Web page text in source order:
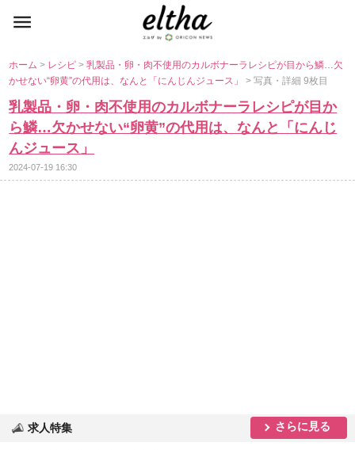
ホーム> レシピ>乳製品・卵・肉不使用のカルボナーラレシピが目から鱗…欠
かせない“卵黄”の代用は、なんと「にんじんジュース」> 写真・詳細 9枚目
乳製品・卵・肉不使用のカルボナーラレシピが目か
ら鱗…欠かせない“卵黄”の代用は、なんと「にんじ
んジュース」
2024-07-19 16:30
求人特集 さらに見る